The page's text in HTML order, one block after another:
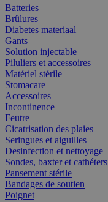
Batteries
Brûlures
Diabetes materiaal
Gants
Solution injectable
Piluliers et accessoires
Matériel stérile
Stomacare
Accessoires
Incontinence
Feutre
Cicatrisation des plaies
Seringues et aiguilles
Desinfection et nettoyage
Sondes, baxter et cathéters
Pansement stérile
Bandages de soutien
Poignet